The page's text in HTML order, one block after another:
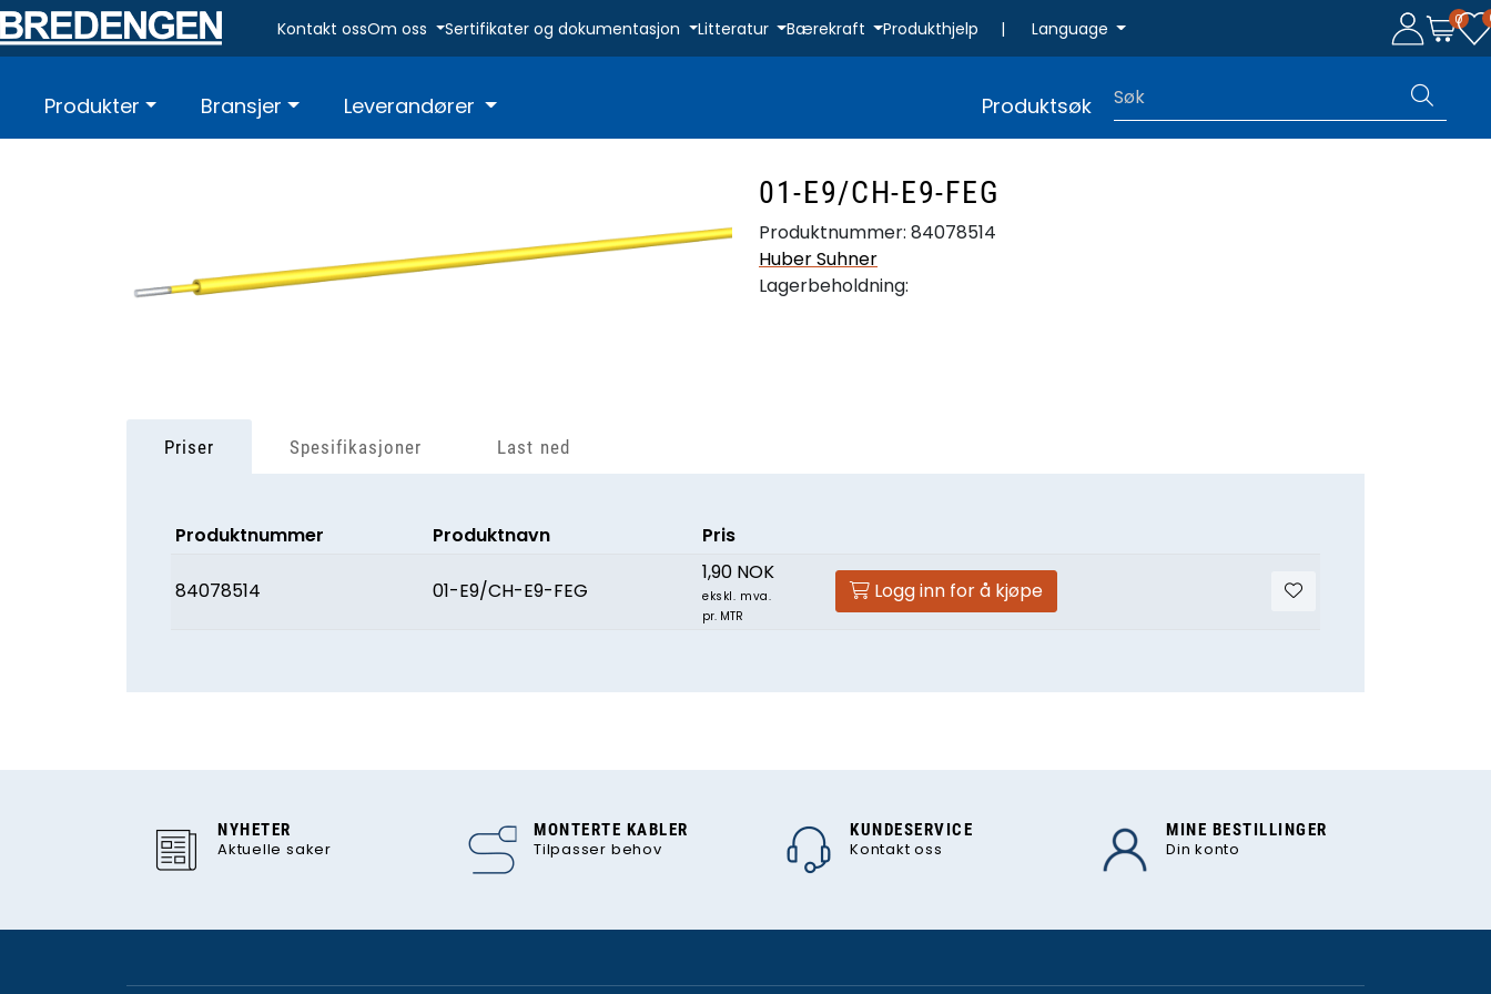
Skip to main content
Kontakt ossOm oss Sertifikater og dokumentasjon Litteratur Bærekraft Produkthjelp | Language 0
Produkter Bransjer Leverandører Produktsøk
01-E9/CH-E9-FEG
Produktnummer: 84078514
Huber Suhner
Lagerbeholdning:
Priser Spesifikasjoner Last ned
Produktnummer Produktnavn Pris
84078514 01-E9/CH-E9-FEG
1,90 NOK
ekskl. mva.
pr. MTR
Logg inn for å kjøpe
NYHETER
Aktuelle saker
MONTERTE KABLER
Tilpasser behov
KUNDESERVICE
Kontakt oss
MINE BESTILLINGER
Din konto